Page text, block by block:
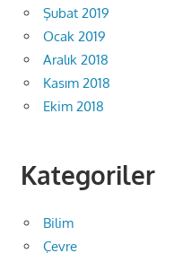
Şubat 2019
Ocak 2019
Aralık 2018
Kasım 2018
Ekim 2018
Kategoriler
Bilim
Çevre